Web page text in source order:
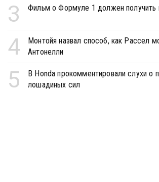
3 Фильм о Формуле 1 должен получить
4
Монтойя назвал способ, как Рассел
Антонелли
5
В Honda прокомментировали слухи о
лошадиных сил